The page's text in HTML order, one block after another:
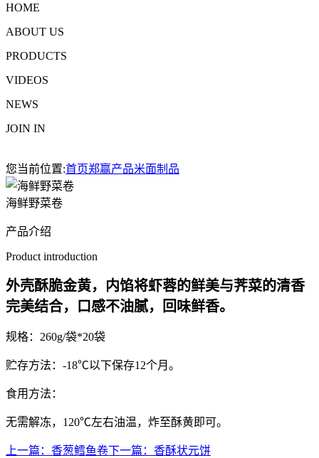
HOME
ABOUT US
PRODUCTS
VIDEOS
NEWS
JOIN IN
您当前位置:首页郑赢产品米面制品
海鲜野菜卷
产品介绍
Product introduction
外壳酥脆金黄，内馅将虾蓉的鲜美与荠菜的清香
完美结合，口感不油腻，回味鲜香。
规格：260g/袋*20袋
贮存方法：-18℃以下保存12个月。
食用方法：
无需解冻，120℃左右油温，炸至酥黄即可。
上一篇： 香葱鳕鱼卷下一篇： 香酥状元饼